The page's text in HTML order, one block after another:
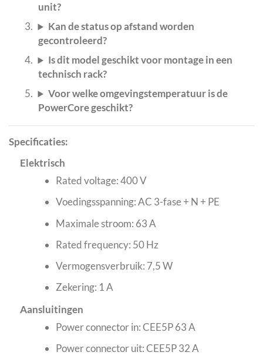
unit?
Kan de status op afstand worden
gecontroleerd?
Is dit model geschikt voor montage in een
technisch rack?
Voor welke omgevingstemperatuur is de
PowerCore geschikt?
Specificaties:
Elektrisch
Rated voltage: 400 V
Voedingsspanning: AC 3-fase + N + PE
Maximale stroom: 63 A
Rated frequency: 50 Hz
Vermogensverbruik: 7,5 W
Zekering: 1 A
Aansluitingen
Power connector in: CEE5P 63 A
Power connector uit: CEE5P 32 A